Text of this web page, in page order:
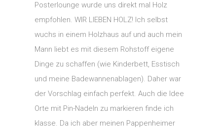
Posterlounge wurde uns direkt mal Holz
empfohlen. WIR LIEBEN HOLZ! Ich selbst
wuchs in einem Holzhaus auf und auch mein
Mann liebt es mit diesem Rohstoff eigene
Dinge zu schaffen (wie Kinderbett, Esstisch
und meine Badewannenablagen). Daher war
der Vorschlag einfach perfekt. Auch die Idee
Orte mit Pin-Nadeln zu markieren finde ich
klasse. Da ich aber meinen Pappenheimer